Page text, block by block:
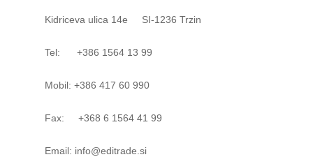
Kidriceva ulica 14e SI-1236 Trzin
Tel: +386 1564 13 99
Mobil: +386 417 60 990
Fax: +368 6 1564 41 99
Email: info@editrade.si